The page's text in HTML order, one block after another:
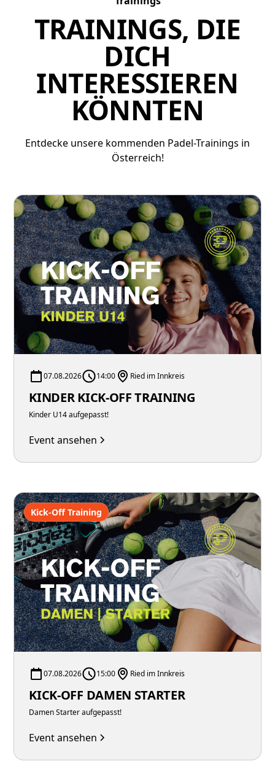
TRAININGS, DIE
DICH
INTERESSIEREN
KÖNNTEN
Entdecke unsere kommenden Padel-Trainings in
Österreich!
07.08.2026 14:00 Ried im Innkreis
KINDER KICK-OFF TRAINING
Kinder U14 aufgepasst!
Event ansehen
Kick-Off Training
07.08.2026 15:00 Ried im Innkreis
KICK-OFF DAMEN STARTER
Damen Starter aufgepasst!
Event ansehen